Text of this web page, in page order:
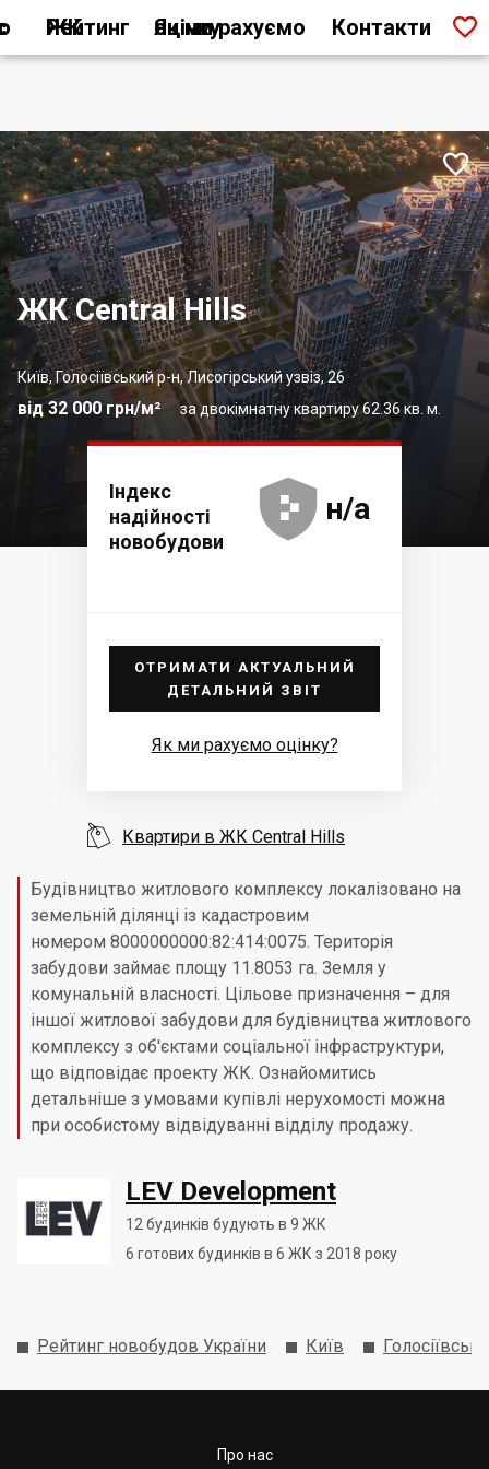
Рейтинг ЖК Як ми рахуємо оцінку Контакти 
ЖК Central Hills
Київ, Голосіївський р-н, Лисогірський узвіз, 26
за двокімнатну квартиру 62.36 кв. м.
від 32 000 грн/м²

Будівництво житлового комплексу локалізовано на
земельній ділянці із кадастровим
номером 8000000000:82:414:0075. Територія
забудови займає площу 11.8053 га. Земля у
комунальній власності. Цільове призначення – для
іншої житлової забудови для будівництва житлового
комплексу з об'єктами соціальної інфраструктури,
що відповідає проекту ЖК. Ознайомитись
детальніше з умовами купівлі нерухомості можна
при особистому відвідуванні відділу продажу.
LEV Development
12 будинків будують в 9 ЖК
6 готових будинків в 6 ЖК з 2018 року
Індекс
надійності
новобудови




 н/а
ОТРИМАТИ АКТУАЛЬНИЙ
ДЕТАЛЬНИЙ ЗВІТ
Як ми рахуємо оцінку?
 Квартири в ЖК Central Hills
Рейтинг новобудов України Київ
Про нас